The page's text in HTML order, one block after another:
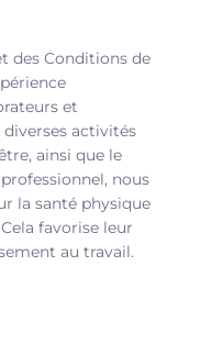
des Conditions de
et
activités
ainsi que le
nous
la santé physique
favorise leur
au travail.